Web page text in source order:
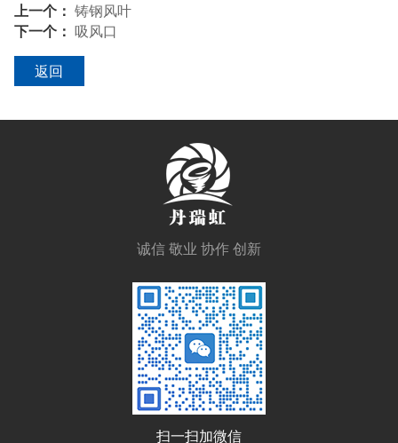
上一个： 铸钢风叶
下一个： 吸风口
返回
诚信 敬业 协作 创新
扫一扫加微信